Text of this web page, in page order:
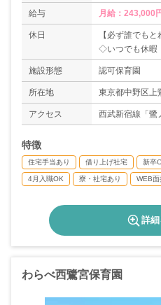
給与
休日
【必ず誰でもと
◇いつでも休暇
◇アニバーサリ
◇年次有給休暇
＊年間休日（公
【対象者がとれ
◇結婚休暇：5日
◇慶弔休暇
◇育児・介護休
施設形態 認可保育園
所在地 東京都中野区上
アクセス 西武新宿線「鷺
特徴
住宅手当あり 借り上げ社宅 新卒
4月入職OK 寮・社宅あり WEB面
詳
わらべ西鷺宮保育園